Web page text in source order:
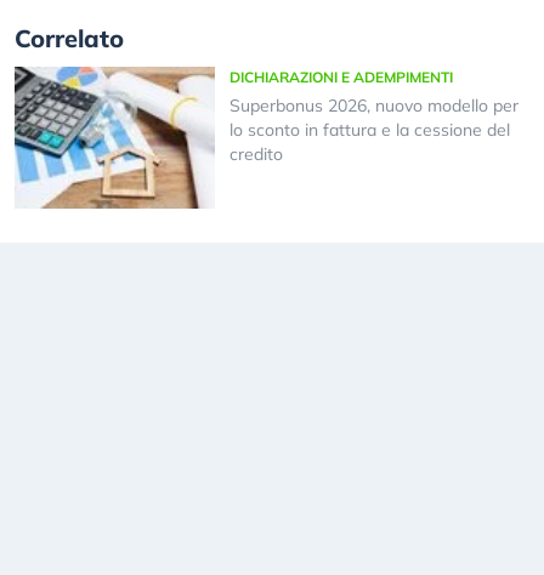
Correlato
DICHIARAZIONI E ADEMPIMENTI
Superbonus 2026, nuovo modello per
lo sconto in fattura e la cessione del
credito